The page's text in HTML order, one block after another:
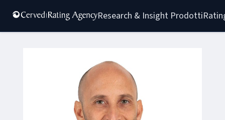
Research & Insight Prodotti